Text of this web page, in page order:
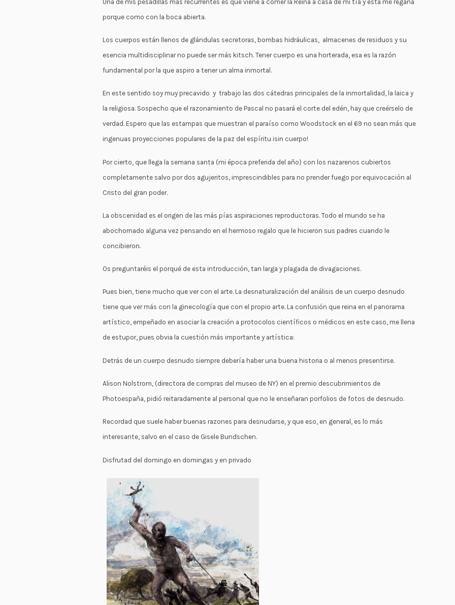
Una de mis pesadillas más recurrentes es que viene a comer la Reina a casa de mi tía y esta me regaña
porque como con la boca abierta.
Los cuerpos están llenos de glándulas secretoras, bombas hidráulicas, almacenes de residuos y su
esencia multidisciplinar no puede ser más kitsch. Tener cuerpo es una horterada, esa es la razón
fundamental por la que aspiro a tener un alma inmortal.
En este sentido soy muy precavido y trabajo las dos cátedras principales de la inmortalidad, la laica y
la religiosa. Sospecho que el razonamiento de Pascal no pasará el corte del edén, hay que creérselo de
verdad. Espero que las estampas que muestran el paraíso como Woodstock en el 69 no sean más que
ingenuas proyecciones populares de la paz del espíritu ¡sin cuerpo!
Por cierto, que llega la semana santa (mi época preferida del año) con los nazarenos cubiertos
completamente salvo por dos agujeritos, imprescindibles para no prender fuego por equivocación al
Cristo del gran poder.
La obscenidad es el origen de las más pías aspiraciones reproductoras. Todo el mundo se ha
abochornado alguna vez pensando en el hermoso regalo que le hicieron sus padres cuando le
concibieron.
Os preguntaréis el porqué de esta introducción, tan larga y plagada de divagaciones.
Pues bien, tiene mucho que ver con el arte. La desnaturalización del análisis de un cuerpo desnudo
tiene que ver más con la ginecología que con el propio arte. La confusión que reina en el panorama
artístico, empeñado en asociar la creación a protocolos científicos o médicos en este caso, me llena
de estupor, pues obvia la cuestión más importante y artística:
Detrás de un cuerpo desnudo siempre debería haber una buena historia o al menos presentirse.
Alison Nolstrom, (directora de compras del museo de NY) en el premio descubrimientos de
Photoespaña, pidió reitaradamente al personal que no le enseñaran porfolios de fotos de desnudo.
Recordad que suele haber buenas razones para desnudarse, y que eso, en general, es lo más
interesante, salvo en el caso de Gisele Bundschen.
Disfrutad del domingo en domingas y en privado